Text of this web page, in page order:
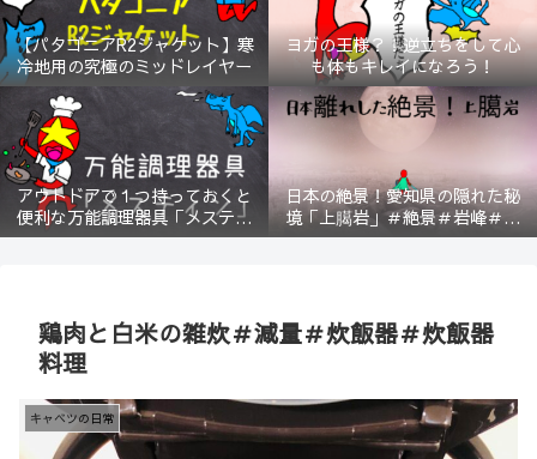
【パタゴニアR2ジャケット】寒
冷地用の究極のミッドレイヤー
ヨガの王様？！逆立ちをして心
も体もキレイになろう！
アウトドアで１つ持っておくと
便利な万能調理器具「メスティ
ン」＃登山＃BBQ
日本の絶景！愛知県の隠れた秘
境「上臈岩」＃絶景＃岩峰＃新
城＃スリル＃宇連山
鶏肉と白米の雑炊＃減量＃炊飯器＃炊飯器
料理
キャベツの日常